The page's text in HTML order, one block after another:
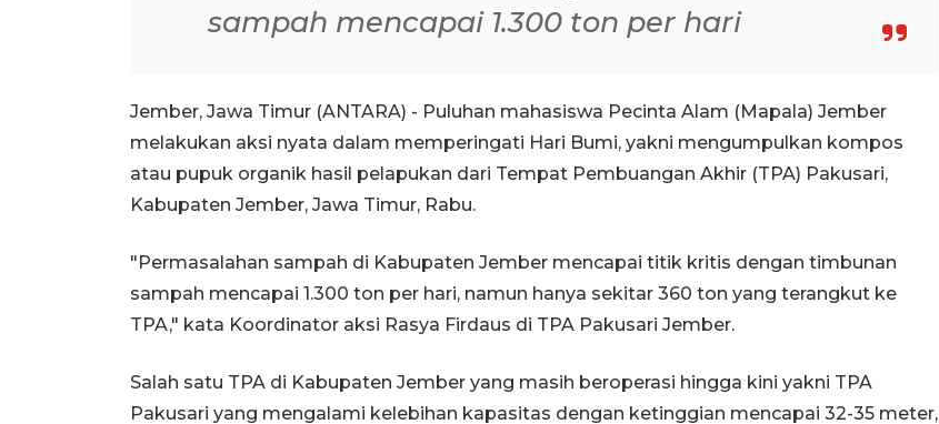
sampah mencapai 1.300 ton per hari
Jember, Jawa Timur (ANTARA) - Puluhan mahasiswa Pecinta Alam (Mapala) Jember
melakukan aksi nyata dalam memperingati Hari Bumi, yakni mengumpulkan kompos
atau pupuk organik hasil pelapukan dari Tempat Pembuangan Akhir (TPA) Pakusari,
Kabupaten Jember, Jawa Timur, Rabu.
"Permasalahan sampah di Kabupaten Jember mencapai titik kritis dengan timbunan
sampah mencapai 1.300 ton per hari, namun hanya sekitar 360 ton yang terangkut ke
TPA," kata Koordinator aksi Rasya Firdaus di TPA Pakusari Jember.
Salah satu TPA di Kabupaten Jember yang masih beroperasi hingga kini yakni TPA
Pakusari yang mengalami kelebihan kapasitas dengan ketinggian mencapai 32-35 meter,